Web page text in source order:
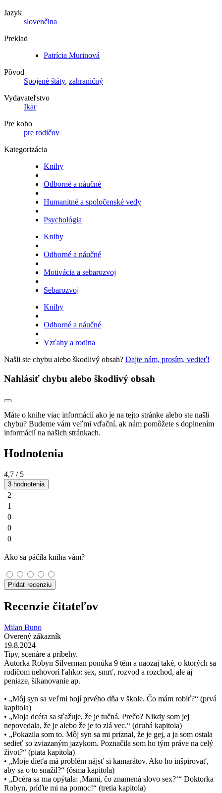
Jazyk
slovenčina
Preklad
Patrícia Murinová
Pôvod
Spojené štáty, zahraničný
Vydavateľstvo
Ikar
Pre koho
pre rodičov
Kategorizácia
Knihy
Odborné a náučné
Humanitné a spoločenské vedy
Psychológia
Knihy
Odborné a náučné
Motivácia a sebarozvoj
Sebarozvoj
Knihy
Odborné a náučné
Vzťahy a rodina
Našli ste chybu alebo škodlivý obsah? Dajte nám, prosím, vedieť!
Nahlásiť chybu alebo škodlivý obsah
Máte o knihe viac informácií ako je na tejto stránke alebo ste našli
chybu? Budeme vám veľmi vďační, ak nám pomôžete s doplnením
informácií na našich stránkach.
Hodnotenia
4,7 / 5
3 hodnotenia
2
1
0
0
0
Ako sa páčila kniha vám?
Pridať recenziu
Recenzie čitateľov
Milan Buno
Overený zákazník
19.8.2024
Tipy, scenáre a príbehy.
Autorka Robyn Silverman ponúka 9 tém a naozaj také, o ktorých sa
rodičom nehovorí ľahko: sex, smrť, rozvod a rozchod, ale aj
peniaze, šikanovanie ap.
• „Môj syn sa veľmi bojí prvého dňa v škole. Čo mám robiť?“ (prvá
kapitola)
• „Moja dcéra sa sťažuje, že je tučná. Prečo? Nikdy som jej
nepovedala, že je alebo že je to zlá vec.“ (druhá kapitola)
• „Pokazila som to. Môj syn sa mi priznal, že je gej, a ja som ostala
sedieť so zviazaným jazykom. Poznačila som ho tým práve na celý
život?“ (piata kapitola)
• „Moje dieťa má problém nájsť si kamarátov. Ako ho inšpirovať,
aby sa o to snažil?“ (ôsma kapitola)
• „Dcéra sa ma opýtala: ,Mami, čo znamená slovo sex?‘“ Doktorka
Robyn, príďte mi na pomoc!“ (tretia kapitola)